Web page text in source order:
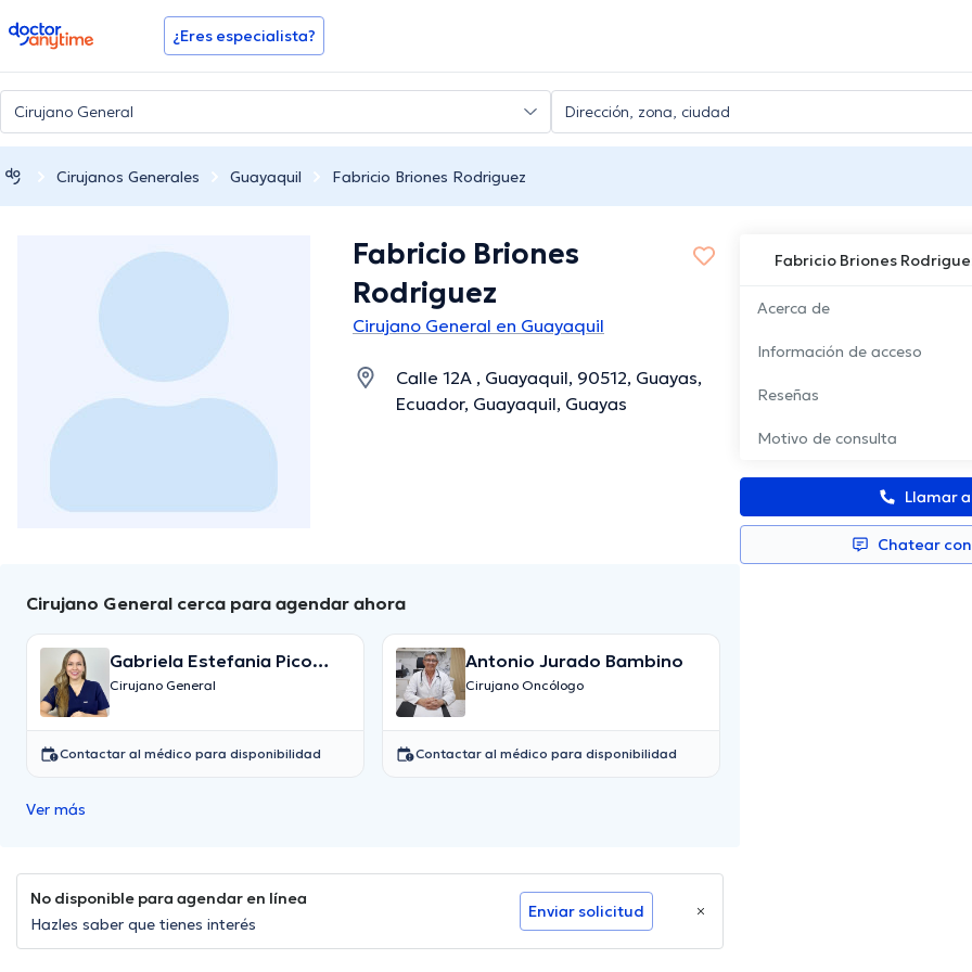
doctoranytime ¿Eres especialista?
Cirujanos Generales Guayaquil Fabricio Briones Rodriguez
Fabricio Briones
Acerca de
Información de acceso
Reseñas
Motivo de consulta
Llamar
Chatear
Fabricio Briones
Rodriguez
Cirujano General en Guayaquil
Calle 12A , Guayaquil, 90512, Guayas,
Ecuador, Guayaquil, Guayas
Cirujano General cerca para agendar ahora
Gabriela Estefania Pico
Loor
Cirujano General
Contactar al médico para disponibilidad
Antonio Jurado Bambino
Cirujano Oncólogo
Contactar al médico para disponibilidad
Ver más
No disponible para agendar en línea
Hazles saber que tienes interés
Enviar solicitud